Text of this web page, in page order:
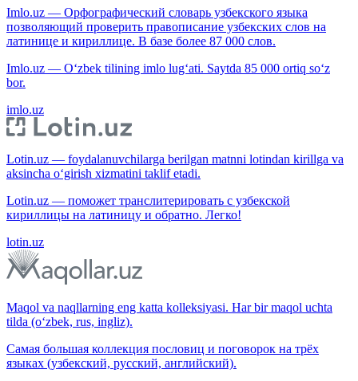
Imlo.uz — Орфографический словарь узбекского языка
позволяющий проверить правописание узбекских слов на
латинице и кириллице. В базе более 87 000 слов.
Imlo.uz — O‘zbek tilining imlo lug‘ati. Saytda 85 000 ortiq so‘z
bor.
imlo.uz
Lotin.uz — foydalanuvchilarga berilgan matnni lotindan kirillga va
aksincha o‘girish xizmatini taklif etadi.
Lotin.uz — поможет транслитерировать с узбекской
кириллицы на латиницу и обратно. Легко!
lotin.uz
Maqol va naqllarning eng katta kolleksiyasi. Har bir maqol uchta
tilda (o‘zbek, rus, ingliz).
Самая большая коллекция пословиц и поговорок на трёх
языках (узбекский, русский, английский).